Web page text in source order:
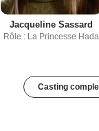
Jacqueline Sassard
Rôle : La Princesse Hada
Casting